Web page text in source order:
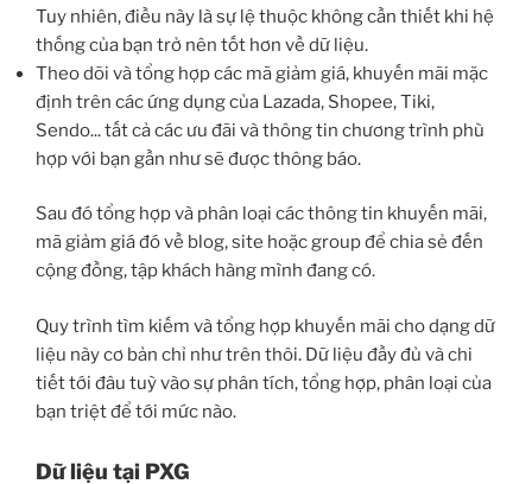
Tuy nhiên, điều này là sự lệ thuộc không cần thiết khi hệ
thống của bạn trở nên tốt hơn về dữ liệu.
Theo dõi và tổng hợp các mã giảm giá, khuyến mãi mặc
định trên các ứng dụng của Lazada, Shopee, Tiki,
Sendo... tất cả các ưu đãi và thông tin chương trình phù
hợp với bạn gần như sẽ được thông báo.
Sau đó tổng hợp và phân loại các thông tin khuyến mãi,
mã giảm giá đó về blog, site hoặc group để chia sẻ đến
cộng đồng, tập khách hàng mình đang có.
Quy trình tìm kiếm và tổng hợp khuyến mãi cho dạng dữ
liệu này cơ bản chỉ như trên thôi. Dữ liệu đầy đủ và chi
tiết tới đâu tuỳ vào sự phân tích, tổng hợp, phân loại của
bạn triệt để tới mức nào.
Dữ liệu tại PXG